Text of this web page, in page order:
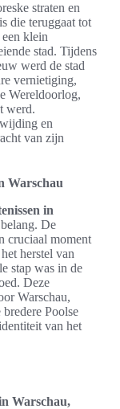
straten en
die teruggaat tot
klein
stad. Tijdens
werd de stad
vernietiging,
Wereldoorlog,
werd.
en
van zijn
Warschau
in
De
cruciaal moment
herstel van
stap was in de
Deze
Warschau,
Poolse
van het
Warschau,